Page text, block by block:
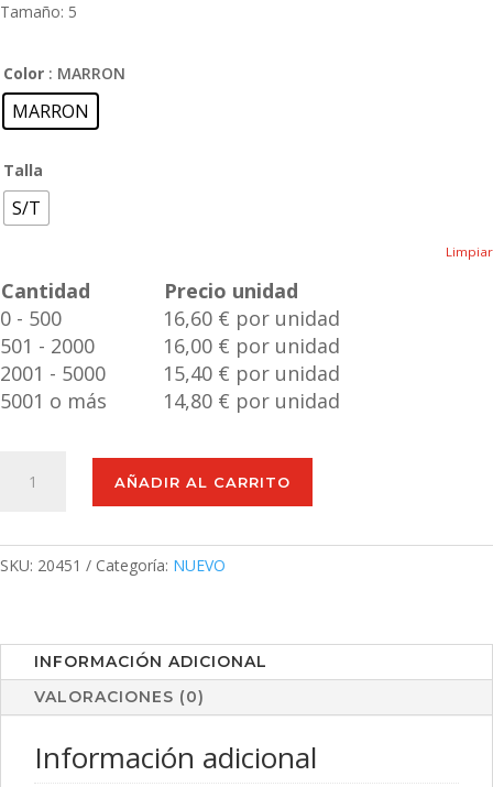
Tamaño: 5
Color : MARRON
MARRON
Talla
S/T
Limpiar
Cantidad
Precio unidad
0 - 500
16,60 € por unidad
501 - 2000
16,00 € por unidad
2001 - 5000
15,40 € por unidad
5001 o más
14,80 € por unidad
Horisun
AÑADIR AL CARRITO
SKU: 20451 Categoría: NUEVO
INFORMACIÓN ADICIONAL
VALORACIONES (0)
Información adicional